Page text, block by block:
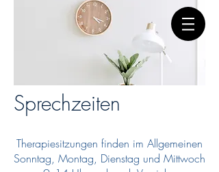
Sprechzeiten
Therapiesitzungen finden im Allgemeinen
Sonntag, Montag, Dienstag und Mittwoch